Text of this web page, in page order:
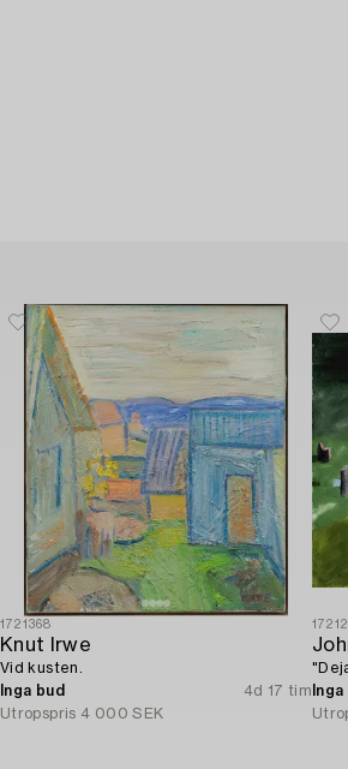
1721368
Knut Irwe
Vid kusten.
Inga bud
4d 17 tim
Utropspris 4 000 SEK
Inga